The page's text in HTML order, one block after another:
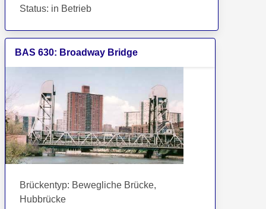
Status: in Betrieb
BAS 630: Broadway Bridge
Brückentyp: Bewegliche Brücke,
Hubbrücke